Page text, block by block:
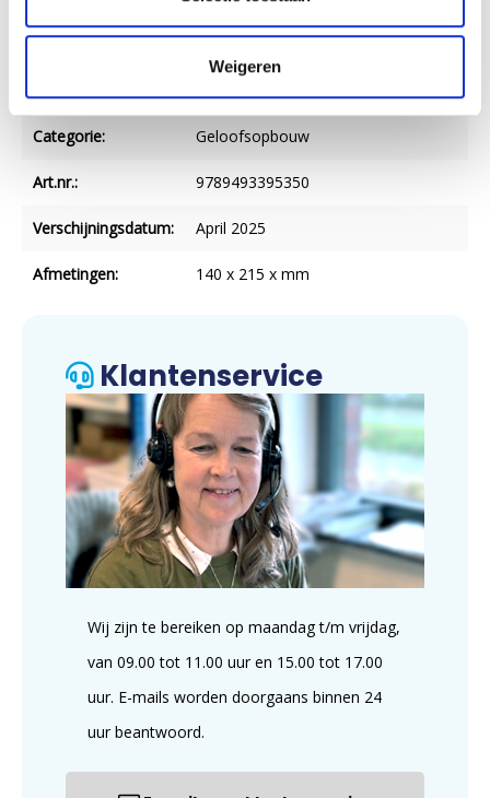
Weigeren
Verschijningsvorm: Paperback
Categorie: Geloofsopbouw
Art.nr.: 9789493395350
Verschijningsdatum: April 2025
Afmetingen: 140 x 215 x mm
Klantenservice
Wij zijn te bereiken op maandag t/m vrijdag,
van 09.00 tot 11.00 uur en 15.00 tot 17.00
uur. E-mails worden doorgaans binnen 24
uur beantwoord.